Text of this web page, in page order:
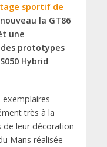
sportif de
la GT86
une
prototypes
Hybrid
très à la
de leur décoration
Mans réalisée